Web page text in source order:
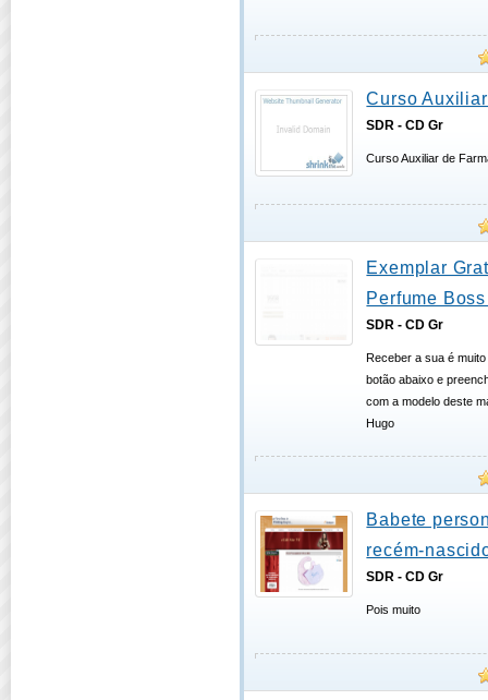
Curso
SDR - CD Gr
Curso Auxiliar de
Exemplar
Perfume
SDR - CD Gr
Receber a sua é
botão abaixo e
com a modelo deste
Hugo
Babete
recém-
SDR - CD Gr
Pois muito